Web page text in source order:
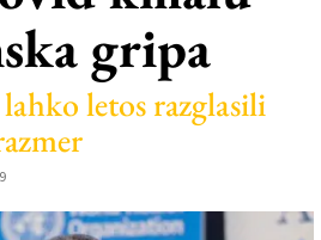
gripa
letos razglasili